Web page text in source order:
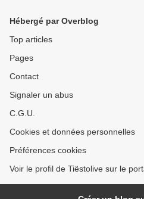
Hébergé par Overblog
Top articles
Pages
Contact
Signaler un abus
C.G.U.
Cookies et données personnelles
Préférences cookies
Voir le profil de Tiëstolive sur le